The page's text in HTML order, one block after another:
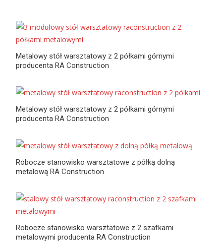
Metalowy stół warsztatowy z 2 półkami górnymi
producenta RA Construction
Metalowy stół warsztatowy z 2 półkami górnymi
producenta RA Construction
Robocze stanowisko warsztatowe z półką dolną
metalową RA Construction
Robocze stanowisko warsztatowe z 2 szafkami
metalowymi producenta RA Construction